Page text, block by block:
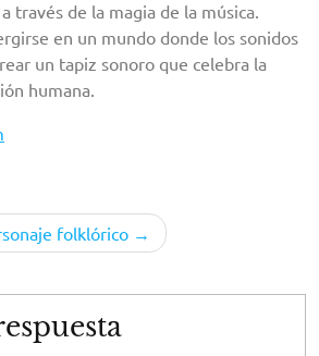
través de la magia de la música.
en un mundo donde los sonidos
un tapiz sonoro que celebra la
humana.
folklórico